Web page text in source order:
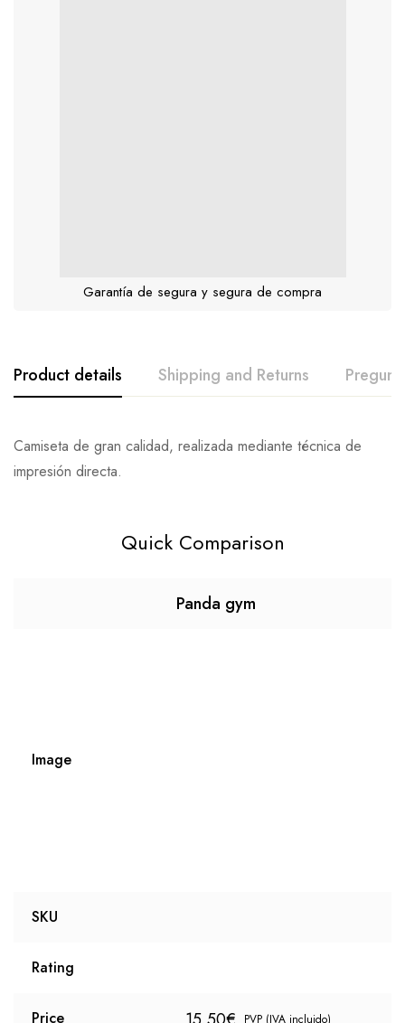
Garantía de segura y segura de compra
Product details Shipping and Returns
Camiseta de gran calidad, realizada mediante técnica de
impresión directa.
Quick Comparison
Panda gym
Image
SKU
Rating
Price PVP (IVA incluido)